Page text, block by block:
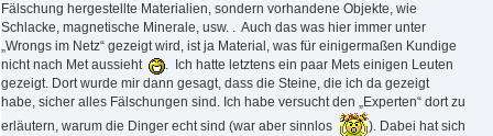
Fälschung hergestellte Materialien, sondern vorhandene Objekte, wie
Schlacke, magnetische Minerale, usw. . Auch das was hier immer unter
„Wrongs im Netz“ gezeigt wird, ist ja Material, was für einigermaßen Kundige
nicht nach Met aussieht
. Ich hatte letztens ein paar Mets einigen Leuten
gezeigt. Dort wurde mir dann gesagt, dass die Steine, die ich da gezeigt
habe, sicher alles Fälschungen sind. Ich habe versucht den „Experten“ dort zu
erläutern, warum die Dinger echt sind (war aber sinnlos
). Dabei hat sich